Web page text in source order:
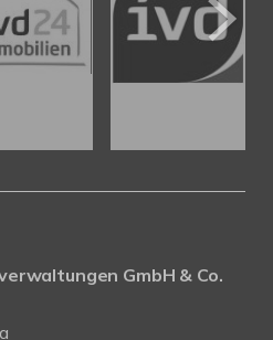
GmbH & Co.